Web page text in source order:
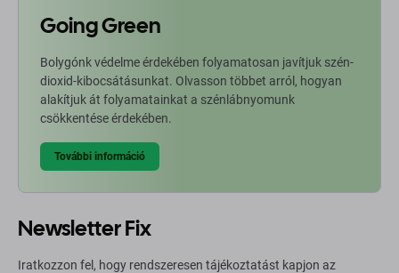
Going Green
Bolygónk védelme érdekében folyamatosan javítjuk szén-
dioxid-kibocsátásunkat. Olvasson többet arról, hogyan
alakítjuk át folyamatainkat a szénlábnyomunk
csökkentése érdekében.
További információ
Newsletter Fix
Iratkozzon fel, hogy rendszeresen tájékoztatást kapjon az